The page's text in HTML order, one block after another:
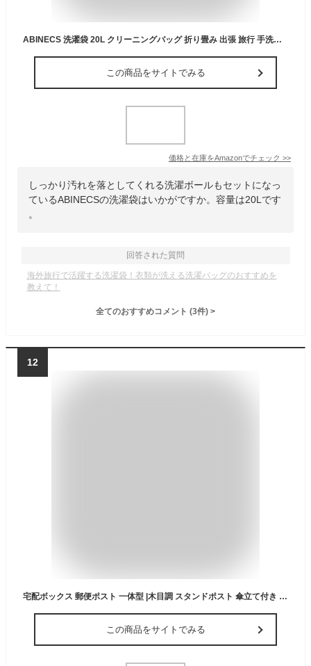
ABINECS 洗濯袋 20L クリーニングバッグ 折り畳み 出張 旅行 手洗い 洗濯ボール付属 (クリアブラック)
この商品をサイトでみる
価格と在庫をAmazonでチェック >>
しっかり汚れを落としてくれる洗濯ボールもセットになっ
ているABINECSの洗濯袋はいかがですか。容量は20Lです
。
回答された質問
海外旅行で活躍する洗濯袋！衣類が洗える洗濯バッグのおすすめを
教えて！
全てのおすすめコメント (3件) >
12
宅配ボックス 郵便ポスト 一体型 |木目調 スタンドポスト 傘立て付き 鍵付き A4サイズ対応 メ一ル便対応 新聞受け 屋外用 防錆処理 スチール製 置き型 玄関 組み立て式 北欧風 おしゃれ (ダークブラウン)
この商品をサイトでみる